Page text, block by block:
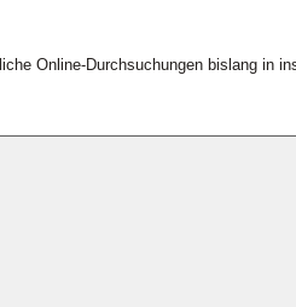
Online-Durchsuchungen bislang in